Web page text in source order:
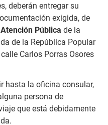
deberán entregar su
exigida, de
Pública de la
de la República Popular
Carlos Porras Osores
hasta la oficina consular,
persona de
que está debidamente